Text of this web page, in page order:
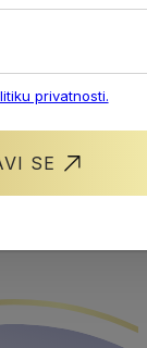
privatnosti.
SE